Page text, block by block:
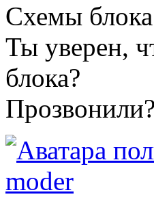
Схемы блока
Ты уверен,
блока?
moder